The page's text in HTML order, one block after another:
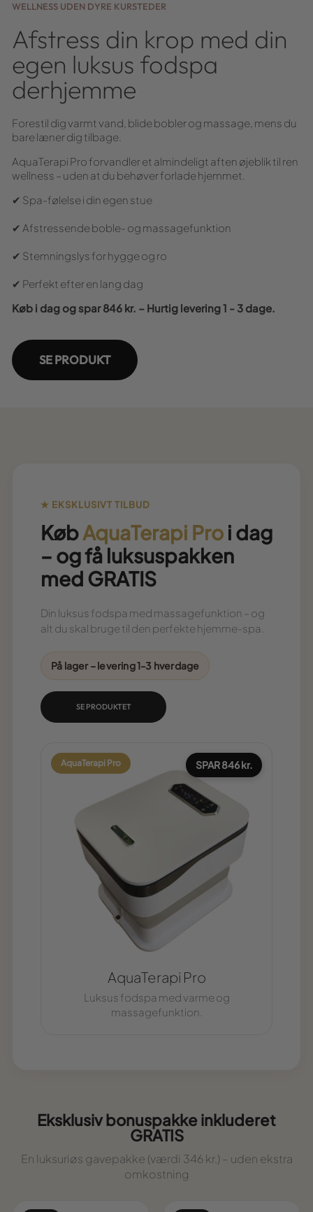
WELLNESS UDEN DYRE KURSTEDER
Afstress din krop med din
egen luksus fodspa
derhjemme
Forestil dig varmt vand, blide bobler og massage, mens du
bare læner dig tilbage.
AquaTerapi Pro forvandler et almindeligt aften øjeblik til ren
wellness – uden at du behøver forlade hjemmet.
✔ Spa-følelse i din egen stue
✔ Afstressende boble- og massagefunktion
✔ Stemningslys for hygge og ro
✔ Perfekt efter en lang dag
Køb i dag og spar 846 kr. – Hurtig levering 1 - 3 dage.
SE PRODUKT
KøbAquaTerapi Pro i dag
– og få luksuspakken
med GRATIS
Din luksus fodspa med massagefunktion – og
alt du skal bruge til den perfekte hjemme-spa.
På lager – levering 1-3 hverdage
SE PRODUKTET
AquaTerapi Pro SPAR 846 kr.
AquaTerapi Pro
Luksus fodspa med varme og
massagefunktion.
Eksklusiv bonuspakke inkluderet
GRATIS
En luksuriøs gavepakke (værdi 346 kr.) – uden ekstra
omkostning